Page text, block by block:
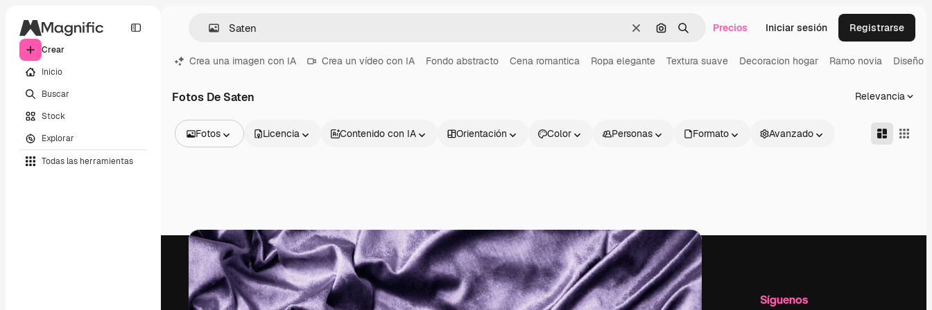
Crear
Inicio
Buscar
Stock
Explorar
Todas las herramientas
BorrarBuscar por imagen
BuscarPrecios Iniciar sesión Registrarse
Crea una imagen con IA Crea un vídeo con IA Fondo abstracto Cena romantica Ropa elegante Textura suave Decoracion hogar Ramo novia Diseño
Fotos De Saten Relevancia
Fotos
Vídeos
Clips de vídeo
Motion graphics
Plantillas de vídeos
Iconos
Modelos 3D
Fuentes
Licencia Contenido con IA Orientación Color Personas Formato Avanzado
Productos Información útil Empresa Síguenos